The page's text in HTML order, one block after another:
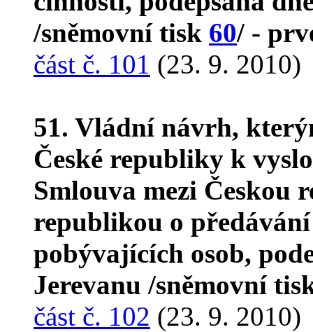
/sněmovní tisk 60/ -
část č. 101 (23. 9. 2010)
51. Vládní návrh,
České republiky k
Smlouva mezi Českou
republikou o
pobývajících osob,
Jerevanu /sněmovní
část č. 102 (23. 9. 2010)